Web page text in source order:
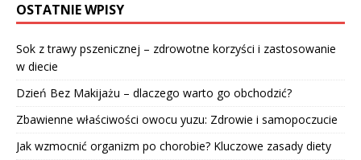
OSTATNIE WPISY
Sok z trawy pszenicznej – zdrowotne korzyści i zastosowanie
w diecie
Dzień Bez Makijażu – dlaczego warto go obchodzić?
Zbawienne właściwości owocu yuzu: Zdrowie i samopoczucie
Jak wzmocnić organizm po chorobie? Kluczowe zasady diety